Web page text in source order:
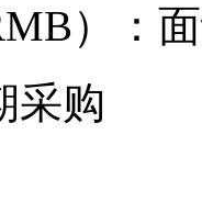
）：
采购